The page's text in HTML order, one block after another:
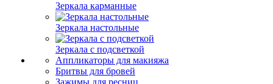
Зеркала карманные
Зеркала настольные
Зеркала с подсветкой
Аппликаторы для макияжа
Бритвы для бровей
Зажимы для ресниц